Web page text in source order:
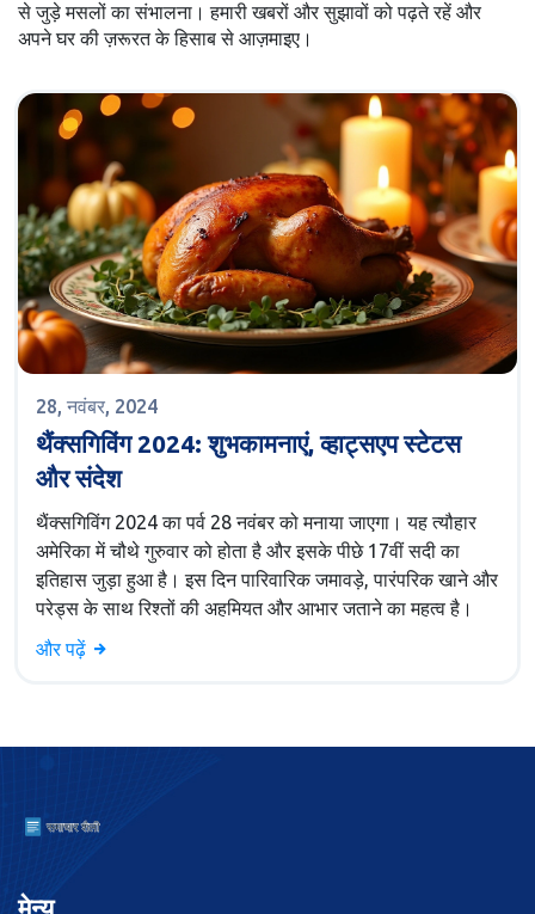
से जुड़े मसलों का संभालना। हमारी खबरों और सुझावों को पढ़ते रहें और
अपने घर की ज़रूरत के हिसाब से आज़माइए।
28, नवंबर, 2024
थैंक्सगिविंग 2024: शुभकामनाएं, व्हाट्सएप स्टेटस
और संदेश
थैंक्सगिविंग 2024 का पर्व 28 नवंबर को मनाया जाएगा। यह त्यौहार
अमेरिका में चौथे गुरुवार को होता है और इसके पीछे 17वीं सदी का
इतिहास जुड़ा हुआ है। इस दिन पारिवारिक जमावड़े, पारंपरिक खाने और
परेड्स के साथ रिश्तों की अहमियत और आभार जताने का महत्व है।
और पढ़ें
मेन्यू